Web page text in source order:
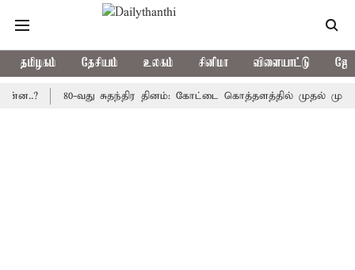
தமிழகம் தேசியம் உலகம் சினிமா விளையாட்டு
80-வது சுதந்திர தினம்: கோட்டை கொத்தளத்தில் முதல் முறையாக